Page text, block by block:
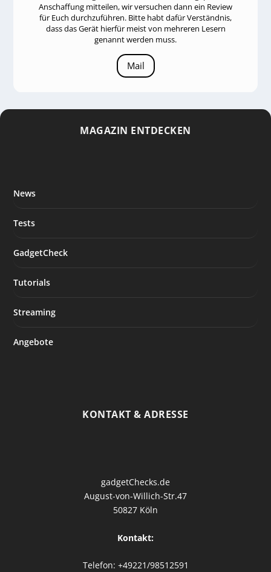
Anschaffung mitteilen, wir versuchen dann ein Review
für Euch durchzuführen. Bitte habt dafür Verständnis,
dass das Gerät hierfür meist von mehreren Lesern
genannt werden muss.
Mail
MAGAZIN ENTDECKEN
News
Tests
GadgetCheck
Tutorials
Streaming
Angebote
KONTAKT & ADRESSE
gadgetChecks.de
August-von-Willich-Str.47
50827 Köln
Kontakt:
Telefon: +49221/98512591